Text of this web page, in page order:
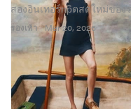
รองเท้า
สองอินเทอร์прิตสดใหม่ขอ
Mar 20, 2026